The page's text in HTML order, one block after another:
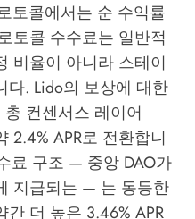
토콜에서는 순 수익률
토콜 수수료는 일반적
비율이 아니라 스테이
다. Lido의 보상에 대한
컨센서스 레이어
2.4% APR로 전환합니
료 구조 — 중앙 DAO가
지급되는 — 는 동등한
더 높은 3.46% APR